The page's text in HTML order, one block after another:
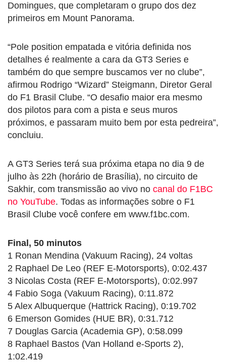
Domingues, que completaram o grupo dos dez
primeiros em Mount Panorama.
“Pole position empatada e vitória definida nos
detalhes é realmente a cara da GT3 Series e
também do que sempre buscamos ver no clube”,
afirmou Rodrigo “Wizard” Steigmann, Diretor Geral
do F1 Brasil Clube. “O desafio maior era mesmo
dos pilotos para com a pista e seus muros
próximos, e passaram muito bem por esta pedreira”,
concluiu.
A GT3 Series terá sua próxima etapa no dia 9 de
julho às 22h (horário de Brasília), no circuito de
Sakhir, com transmissão ao vivo no canal do F1BC
no YouTube. Todas as informações sobre o F1
Brasil Clube você confere em www.f1bc.com.
Final, 50 minutos
1 Ronan Mendina (Vakuum Racing), 24 voltas
2 Raphael De Leo (REF E-Motorsports), 0:02.437
3 Nicolas Costa (REF E-Motorsports), 0:02.997
4 Fabio Soga (Vakuum Racing), 0:11.872
5 Alex Albuquerque (Hattrick Racing), 0:19.702
6 Emerson Gomides (HUE BR), 0:31.712
7 Douglas Garcia (Academia GP), 0:58.099
8 Raphael Bastos (Van Holland e-Sports 2),
1:02.419